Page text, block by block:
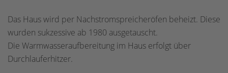
Das Haus wird per Nachstromspreicheröfen beheizt. Diese
wurden sukzessive ab 1980 ausgetauscht.
Die Warmwasseraufbereitung im Haus erfolgt über
Durchlauferhitzer.